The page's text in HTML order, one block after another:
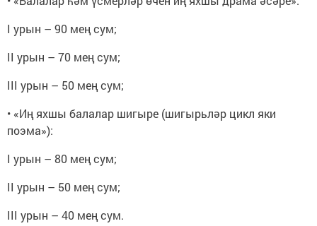
I урын – 90 мең сум;
II урын – 70 мең сум;
III урын – 50 мең сум;
• «Иң яхшы балалар шигыре (шигырьләр цикл яки
поэма»):
I урын – 80 мең сум;
II урын – 50 мең сум;
III урын – 40 мең сум.